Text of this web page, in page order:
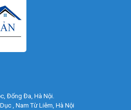
Đống Đa, Hà Nội.
, Nam Từ Liêm, Hà Nội